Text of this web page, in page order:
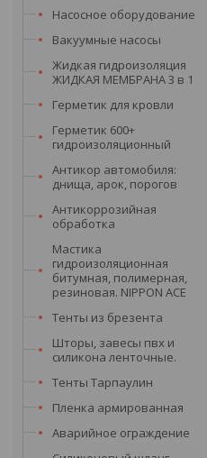
Насосное оборудование
Вакуумные насосы
Жидкая гидроизоляция
ЖИДКАЯ МЕМБРАНА 3 в 1
Герметик для кровли
Герметик 600+
гидроизоляционный
Антикор автомобиля:
днища, арок, порогов
Антикоррозийная
обработка
Мастика
гидроизоляционная
битумная, полимерная,
резиновая. NIPPON ACE
Тенты из брезента
Шторы, завесы пвх и
силикона ленточные.
Тенты Тарпаулин
Пленка армированная
Аварийное ограждение